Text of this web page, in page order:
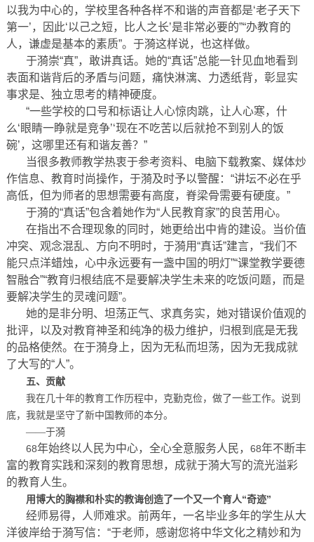
以我为中心的，学校里各种各样不和谐的声音都是‘老子天下
第一’，因此‘以己之短，比人之长’是非常必要的”“办教育的
人，谦虚是基本的素质”。于漪这样说，也这样做。
于漪崇“真”，敢讲真话。她的“真话”总能一针见血地看到
表面和谐背后的矛盾与问题，痛快淋漓、力透纸背，彰显实
事求是、独立思考的精神硬度。
“一些学校的口号和标语让人心惊肉跳，让人心寒，什
么‘眼睛一睁就是竞争’‘现在不吃苦以后就抢不到别人的饭
碗’，这哪里还有和谐友善？”
当很多教师教学热衷于参考资料、电脑下载教案、媒体炒
作信息、教育时尚操作，于漪及时予以警醒：“讲坛不必在乎
高低，但为师者的思想需要有高度，脊梁骨需要有硬度。”
于漪的“真话”包含着她作为“人民教育家”的良苦用心。
在指出不合理现象的同时，她更给出中肯的建设。当价值
冲突、观念混乱、方向不明时，于漪用“真话”建言，“我们不
能只点洋蜡烛，心中永远要有一盏中国的明灯”“课堂教学要德
智融合”“教育归根结底不是要解决学生未来的吃饭问题，而是
要解决学生的灵魂问题”。
她的是非分明、坦荡正气、求真务实，她对错误价值观的
批评，以及对教育神圣和纯净的极力维护，归根到底是无我
的品格使然。在于漪身上，因为无私而坦荡，因为无我成就
了大写的“人”。
五、贡献
我在几十年的教育工作历程中，克勤克俭，做了一些工作。说到
底，我就是坚守了新中国教师的本分。
——于漪
68年始终以人民为中心，全心全意服务人民， 68年不断丰
富的教育实践和深刻的教育思想，成就于漪大写的流光溢彩
的教育人生。
用博大的胸襟和朴实的教诲创造了一个又一个育人“奇迹”
经师易得，人师难求。前两年，一名毕业多年的学生从大
洋彼岸给于漪写信：“于老师，感谢您将中华文化之精妙和为